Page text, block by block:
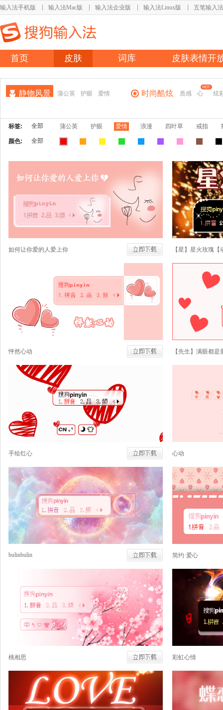
输入法手机版 输入法Mac版 输入法企业版 输入法Linux版 五笔输入法
首页 皮肤 词库 皮肤表情开
静物风景 蒲公英 护眼 爱情 时尚酷炫 质感 心 炫
标签: 全部 蒲公英 护眼 爱情 浪漫 四叶草 戒指
颜色: 全部
如何让你爱的人爱上你 【星】星火玫瑰【
怦然心动
手绘红心 心动
bulinbulin 简约·爱心
桃相思 彩虹心情